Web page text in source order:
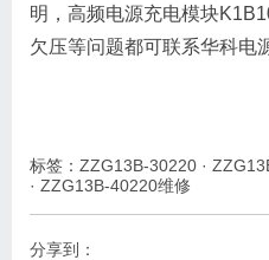
明，高频电源充电模块
欠压等问题都可联系华科电
标签： ZZG13B-30220 ·
· ZZG13B-40220维修
分享到：